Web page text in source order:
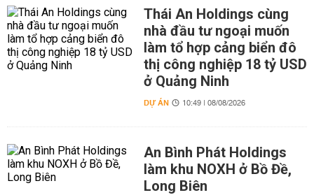
Thái An Holdings cùng
nhà đầu tư ngoại muốn
làm tổ hợp cảng biển đô
thị công nghiệp 18 tỷ USD
ở Quảng Ninh
DỰ ÁN 10:49 | 08/08/2026
An Bình Phát Holdings
làm khu NOXH ở Bồ Đề,
Long Biên